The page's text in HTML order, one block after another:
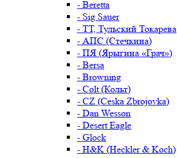
- Beretta
- Sig Sauer
- ТТ, Тульский Токарева
- АПС (Стечкина)
- ПЯ (Ярыгина «Грач»)
- Bersa
- Browning
- Colt (Кольт)
- CZ (Ceska Zbrojovka)
- Dan Wesson
- Desert Eagle
- Glock
- H&K (Heckler & Koch)